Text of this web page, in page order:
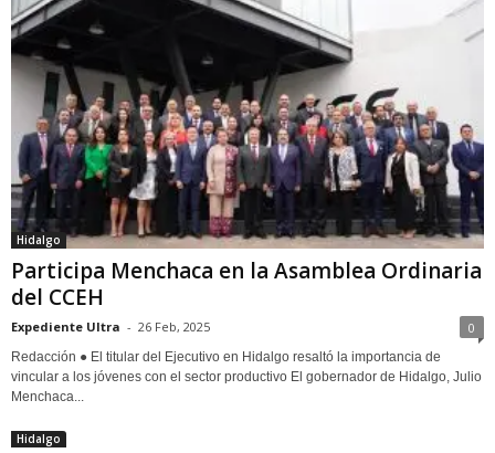
Hidalgo
Participa Menchaca en la Asamblea Ordinaria
del CCEH
Expediente Ultra - 26 Feb, 2025 0
Redacción ●​ El titular del Ejecutivo en Hidalgo resaltó la importancia de
vincular a los jóvenes con el sector productivo El gobernador de Hidalgo, Julio
Menchaca...
Hidalgo